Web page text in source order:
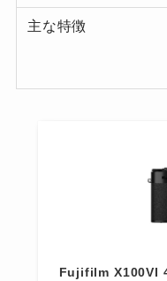
主な特徴
Fujifilm X100VI